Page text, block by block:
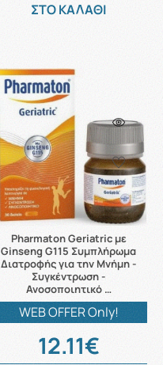
ΣΤΟ ΚΑΛΑΘΙ
Pharmaton Geriatric με
Ginseng G115 Συμπλήρωμα
Διατροφής για την Μνήμη -
Συγκέντρωση -
Ανοσοποιητικό …
WEB OFFER Only!
12.11€